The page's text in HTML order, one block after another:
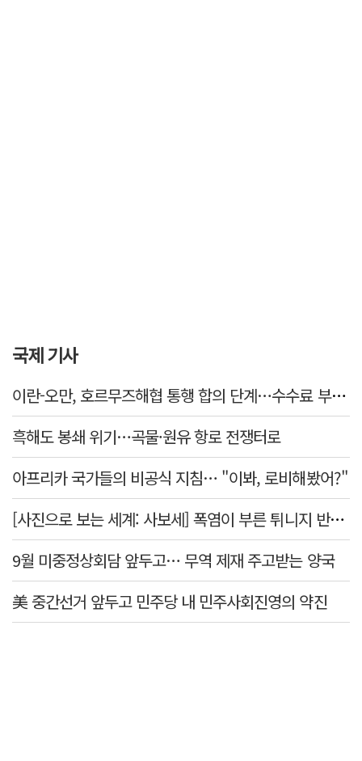
국제 기사
이란-오만, 호르무즈해협 통행 합의 단계…수수료 부과되나
흑해도 봉쇄 위기…곡물·원유 항로 전쟁터로
아프리카 국가들의 비공식 지침… "이봐, 로비해봤어?"
[사진으로 보는 세계: 사보세] 폭염이 부른 튀니지 반정부 시위
9월 미중정상회담 앞두고… 무역 제재 주고받는 양국
美 중간선거 앞두고 민주당 내 민주사회진영의 약진